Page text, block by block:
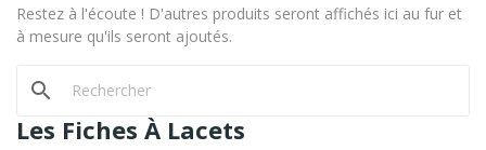
Restez à l'écoute ! D'autres produits seront affichés ici au fur et
à mesure qu'ils seront ajoutés.
search
Les Fiches À Lacets